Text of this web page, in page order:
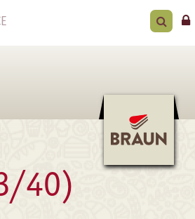
40)